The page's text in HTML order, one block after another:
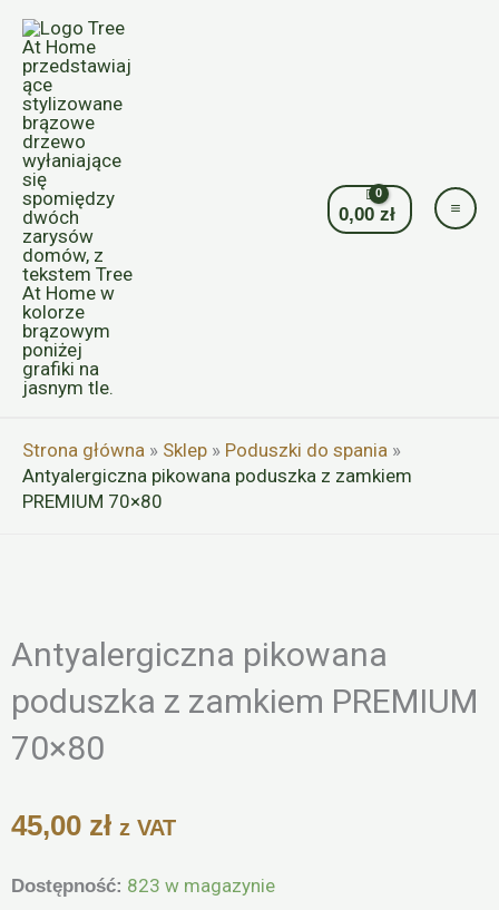
Przejdź
treści
0,00zł
Strona główna » Sklep » Poduszki do spania »
Antyalergiczna pikowana poduszka z zamkiem
PREMIUM 70×80
Antyalergiczna pikowana
poduszka z zamkiem PREMIUM
70×80
45,00 zł z VAT
Dostępność: 823 w magazynie
ilość